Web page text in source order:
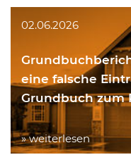
02.06.2026
eine falsche
Grundbuch zum
» weiterlesen